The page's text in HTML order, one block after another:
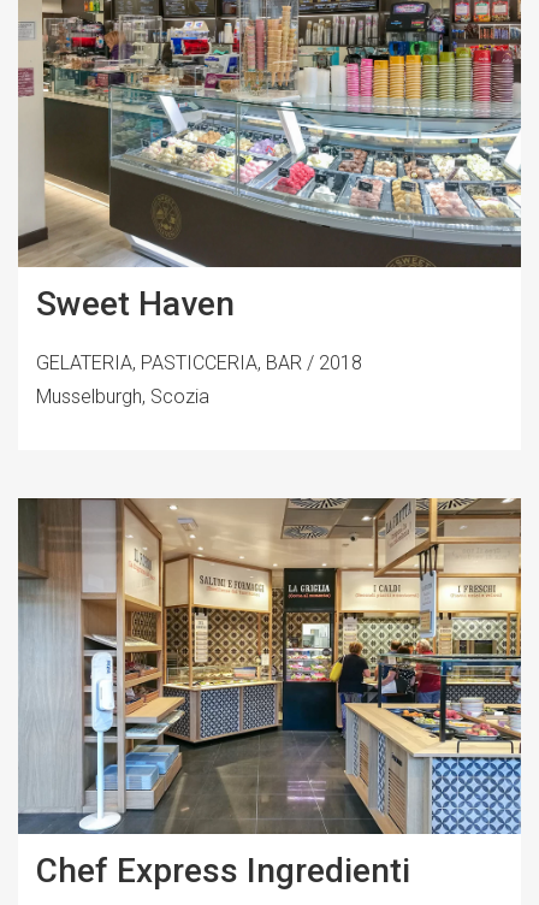
Sweet Haven
GELATERIA, PASTICCERIA, BAR / 2018
Musselburgh, Scozia
Chef Express Ingredienti